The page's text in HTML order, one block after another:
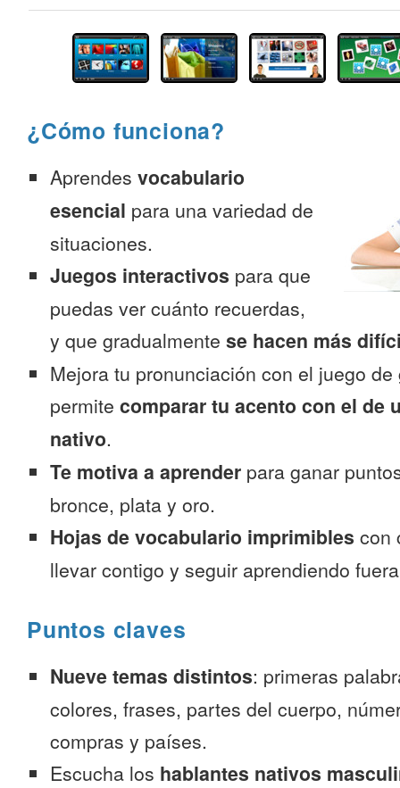
¿Cómo funciona?
Aprendes vocabulario
esencial para una variedad de
situaciones.
Juegos interactivos para que
puedas ver cuánto recuerdas,
y que gradualmente se hacen más
Mejora tu pronunciación con el juego
permite comparar tu acento con el de
nativo.
Te motiva a aprender para ganar
bronce, plata y oro.
Hojas de vocabulario imprimibles con
llevar contigo y seguir aprendiendo
Puntos claves
Nueve temas distintos: primeras
colores, frases, partes del cuerpo,
compras y países.
Escucha los hablantes nativos